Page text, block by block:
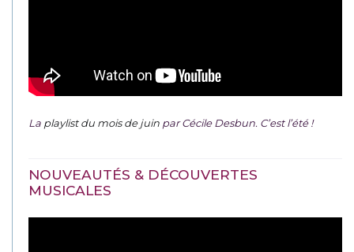
La playlist du mois de juin par Cécile Desbun. C’est l’été !
NOUVEAUTÉS & DÉCOUVERTES
MUSICALES